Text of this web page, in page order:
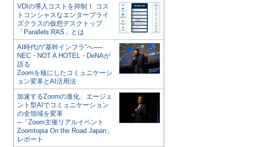
VDIの導入コストを抑制！ コス
トコンシャスなエンタープライ
ズクラスの仮想デスクトップ
「Parallels RAS」とは
AI時代の“基幹インフラ”へ──
NEC・NOT A HOTEL・DeNAが
語る
Zoomを核にしたコミュニケーシ
ョン変革とAI活用法
加速するZoomの進化、エージェ
ント型AIでコミュニケーション
の全領域を変革
─「Zoom主催リアルイベント
Zoomtopia On the Road Japan」
レポート